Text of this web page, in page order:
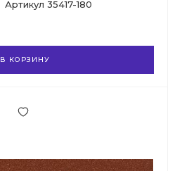
Артикул 35417-180
В КОРЗИНУ